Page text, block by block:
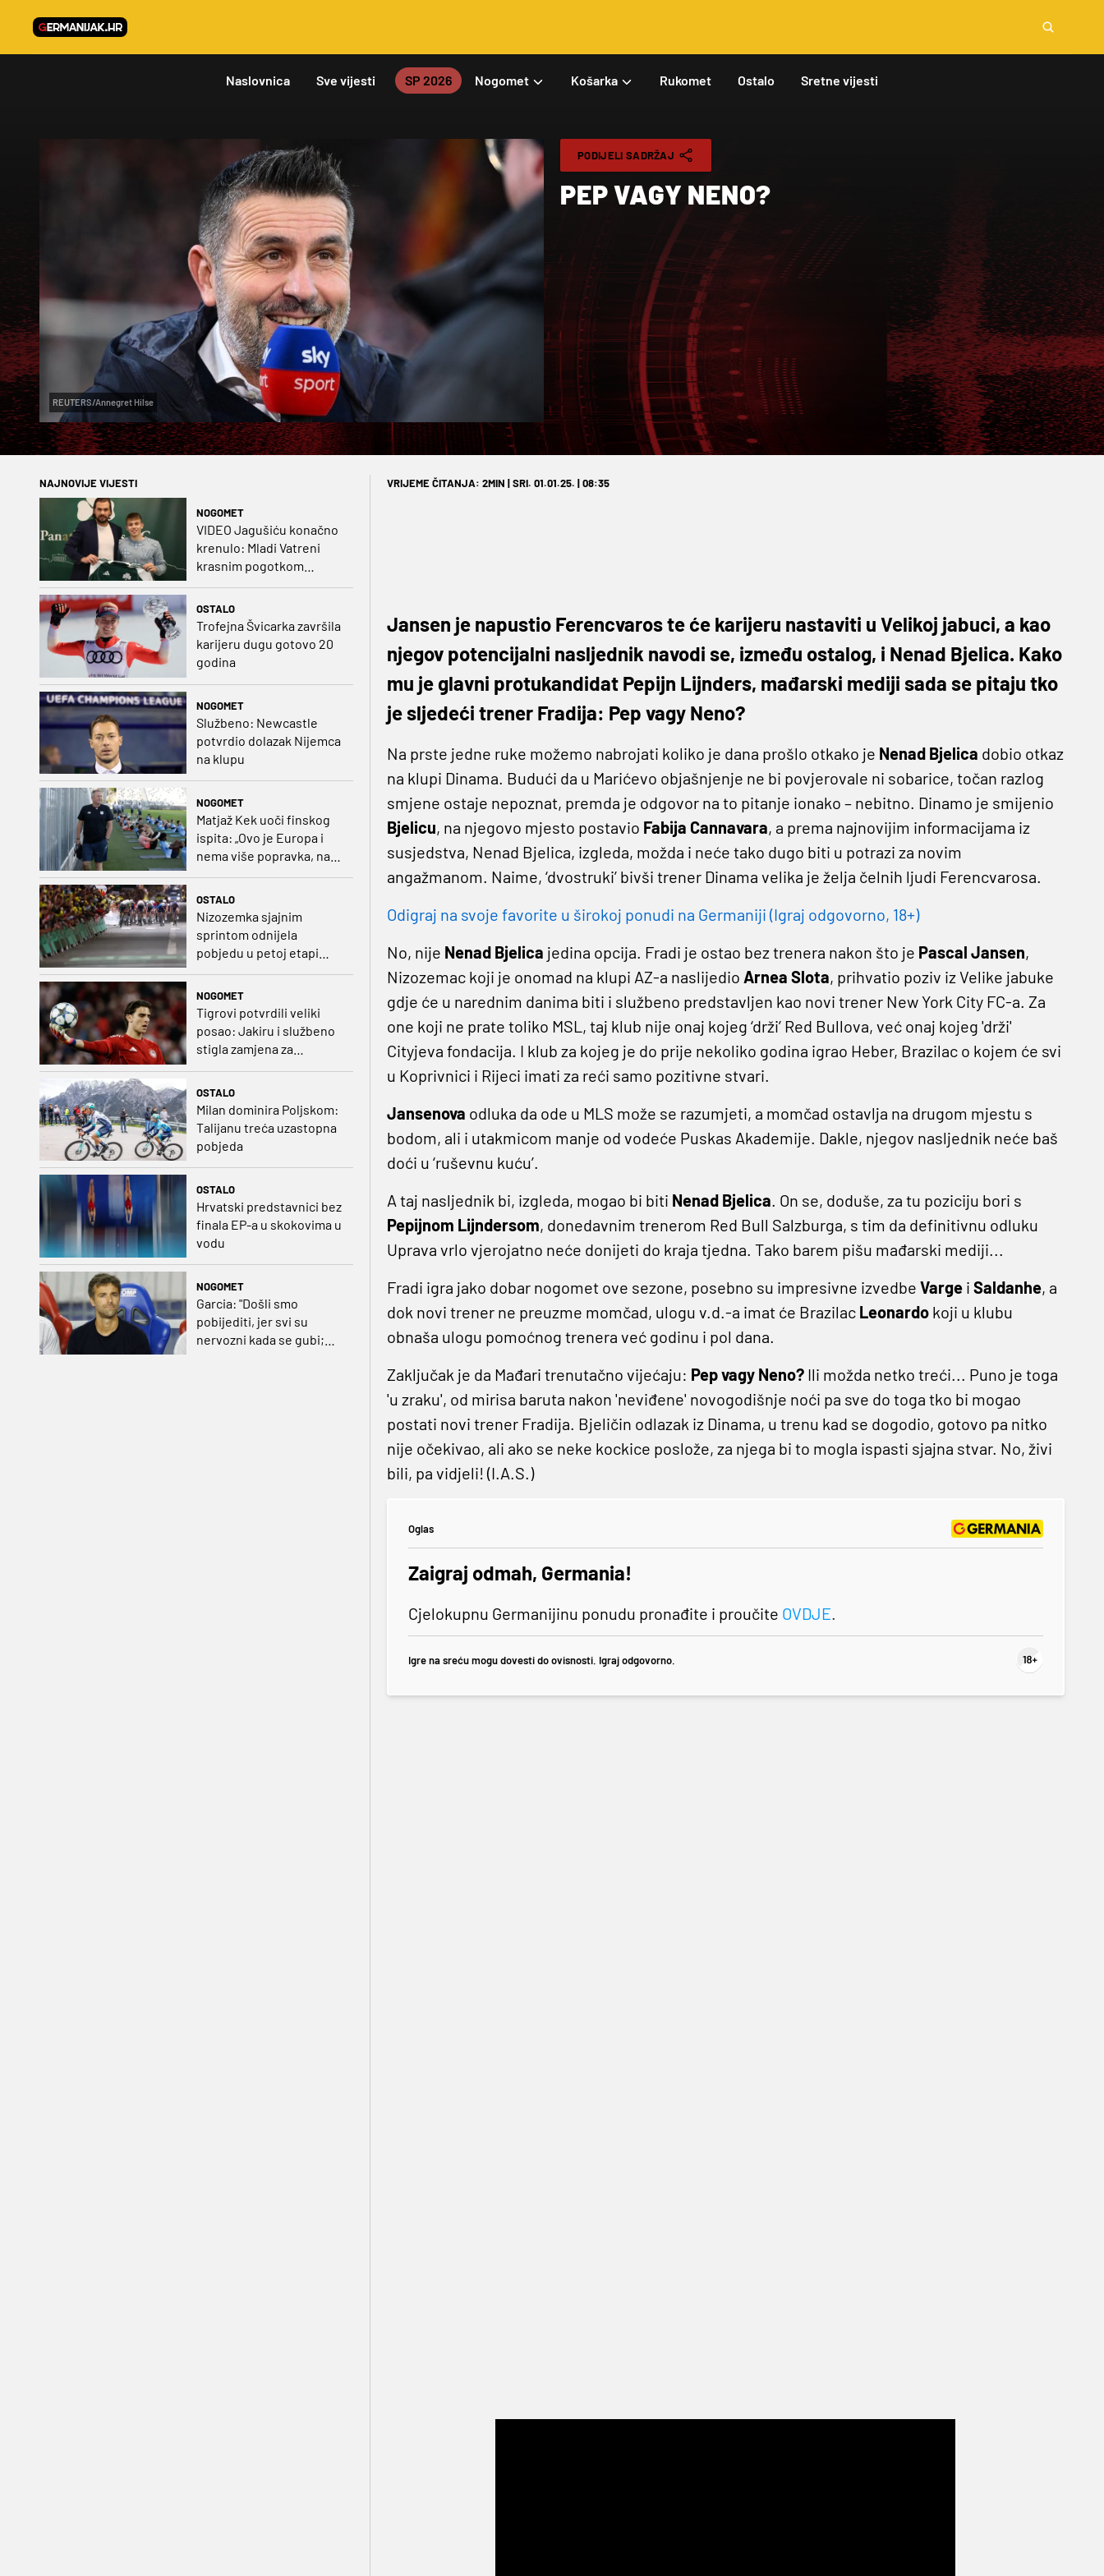
Naslovnica Sve vijesti SP 2026 Nogomet Košarka Rukomet Ostalo Sretne vijesti
REUTERS/Annegret Hilse
PODIJELI SADRŽAJ
PEP VAGY NENO?
NAJNOVIJE VIJESTI
NOGOMET
VIDEO Jagušiću konačno
krenulo: Mladi Vatreni
krasnim pogotkom
OSTALO
Trofejna Švicarka završila
karijeru dugu gotovo 20
godina
NOGOMET
Službeno: Newcastle
potvrdio dolazak Nijemca
na klupu
NOGOMET
Matjaž Kek uoči finskog
ispita: „Ovo je Europa i
nema više popravka, na
Rujevici se nešto pita i
OSTALO
Nizozemka sjajnim
sprintom odnijela
pobjedu u petoj etapi
NOGOMET
Tigrovi potvrdili veliki
posao: Jakiru i službeno
stigla zamjena za
OSTALO
Milan dominira Poljskom:
Talijanu treća uzastopna
pobjeda
OSTALO
Hrvatski predstavnici bez
finala EP-a u skokovima u
vodu
NOGOMET
Garcia: "Došli smo
pobijediti, jer svi su
nervozni kada se gubi;
VRIJEME ČITANJA: 2MIN | SRI. 01.01.25. | 08:35
Jansen je napustio Ferencvaros te će karijeru nastaviti u Velikoj jabuci, a kao
njegov potencijalni nasljednik navodi se, između ostalog, i Nenad Bjelica. Kako
mu je glavni protukandidat Pepijn Lijnders, mađarski mediji sada se pitaju tko
je sljedeći trener Fradija: Pep vagy Neno?
Na prste jedne ruke možemo nabrojati koliko je dana prošlo otkako je Nenad Bjelica dobio otkaz
na klupi Dinama. Budući da u Marićevo objašnjenje ne bi povjerovale ni sobarice, točan razlog
smjene ostaje nepoznat, premda je odgovor na to pitanje ionako – nebitno. Dinamo je smijenio
Bjelicu, na njegovo mjesto postavio Fabija Cannavara, a prema najnovijim informacijama iz
susjedstva, Nenad Bjelica, izgleda, možda i neće tako dugo biti u potrazi za novim
angažmanom. Naime, ‘dvostruki’ bivši trener Dinama velika je želja čelnih ljudi Ferencvarosa.
Odigraj na svoje favorite u širokoj ponudi na Germaniji (Igraj odgovorno, 18+)
No, nije Nenad Bjelica jedina opcija. Fradi je ostao bez trenera nakon što je Pascal Jansen,
Nizozemac koji je onomad na klupi AZ-a naslijedio Arnea Slota, prihvatio poziv iz Velike jabuke
gdje će u narednim danima biti i službeno predstavljen kao novi trener New York City FC-a. Za
one koji ne prate toliko MSL, taj klub nije onaj kojeg ‘drži’ Red Bullova, već onaj kojeg 'drži'
Cityjeva fondacija. I klub za kojeg je do prije nekoliko godina igrao Heber, Brazilac o kojem će svi
u Koprivnici i Rijeci imati za reći samo pozitivne stvari.
Jansenova odluka da ode u MLS može se razumjeti, a momčad ostavlja na drugom mjestu s
bodom, ali i utakmicom manje od vodeće Puskas Akademije. Dakle, njegov nasljednik neće baš
doći u ‘ruševnu kuću’.
A taj nasljednik bi, izgleda, mogao bi biti Nenad Bjelica. On se, doduše, za tu poziciju bori s
Pepijnom Lijndersom, donedavnim trenerom Red Bull Salzburga, s tim da definitivnu odluku
Uprava vrlo vjerojatno neće donijeti do kraja tjedna. Tako barem pišu mađarski mediji...
Fradi igra jako dobar nogomet ove sezone, posebno su impresivne izvedbe Varge i Saldanhe, a
dok novi trener ne preuzme momčad, ulogu v.d.-a imat će Brazilac Leonardo koji u klubu
obnaša ulogu pomoćnog trenera već godinu i pol dana.
Zaključak je da Mađari trenutačno vijećaju: Pep vagy Neno?Ili možda netko treći... Puno je toga
'u zraku', od mirisa baruta nakon 'neviđene' novogodišnje noći pa sve do toga tko bi mogao
postati novi trener Fradija. Bjeličin odlazak iz Dinama, u trenu kad se dogodio, gotovo pa nitko
nije očekivao, ali ako se neke kockice poslože, za njega bi to mogla ispasti sjajna stvar. No, živi
bili, pa vidjeli! (I.A.S.)
Oglas
Zaigraj odmah, Germania!
Cjelokupnu Germanijinu ponudu pronađite i proučite OVDJE.
Igre na sreću mogu dovesti do ovisnosti. Igraj odgovorno.